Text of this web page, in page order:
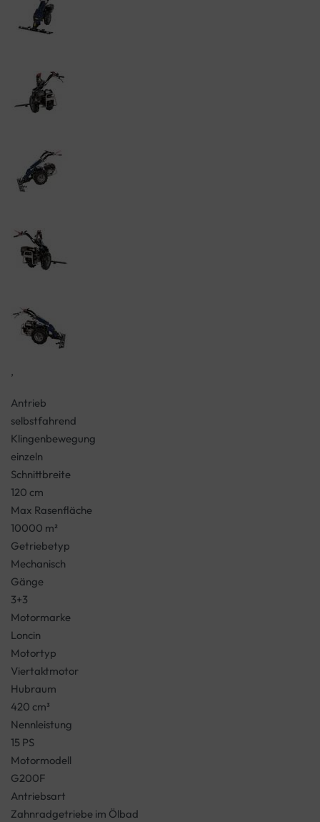
,
Antrieb
selbstfahrend
Klingenbewegung
einzeln
Schnittbreite
120 cm
Max Rasenfläche
10000 m²
Getriebetyp
Mechanisch
Gänge
3+3
Motormarke
Loncin
Motortyp
Viertaktmotor
Hubraum
420 cm³
Nennleistung
15 PS
Motormodell
G200F
Antriebsart
Zahnradgetriebe im Ölbad